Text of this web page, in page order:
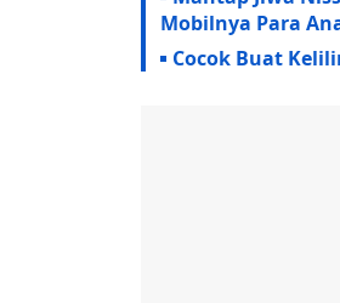
Mobilnya Para
Cocok Buat